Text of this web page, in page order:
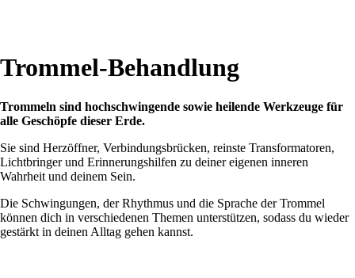
Trommel-Behandlung
Trommeln sind hochschwingende sowie heilende Werkzeuge für
alle Geschöpfe dieser Erde.
Sie sind Herzöffner, Verbindungsbrücken, reinste Transformatoren,
Lichtbringer und Erinnerungshilfen zu deiner eigenen inneren
Wahrheit und deinem Sein.
Die Schwingungen, der Rhythmus und die Sprache der Trommel
können dich in verschiedenen Themen unterstützen, sodass du wieder
gestärkt in deinen Alltag gehen kannst.